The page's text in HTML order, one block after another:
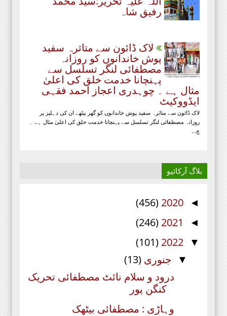
رفیق شاہ
لاک ڈائون سے متاثرہ سفید
پوش خاندانوں کو روزانہ
مصطفائی لنگر تسلسل سے
پہنچانا خدمت خلق کی اعلیٰ
مثال ہے ۔ چوہدری اعجاز احمد فقہی
ایڈووکیٹ
لاک ڈائون سے متاثرہ سفید پوش خاندانوں کو گھر بیٹھے ان کی دہلیز پر
روزانہ مصطفائی لنگر تسلسل سے پہنچانا خدمت خلق کی اعلیٰ مثال ہے ۔
چ...
بلاگ آرکائیو
◄
2020
(456)
◄
2021
(246)
▼
2022
(101)
▼ جنوری (13)
درود و سلام نائٹ مصطفائی تحریک
کنگن پور
وہاڑی : مصطفائی بیٹھک